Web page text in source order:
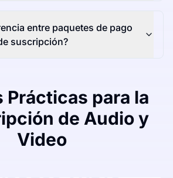
entre paquetes de pago
suscripción?
Prácticas para la
de Audio y
Video